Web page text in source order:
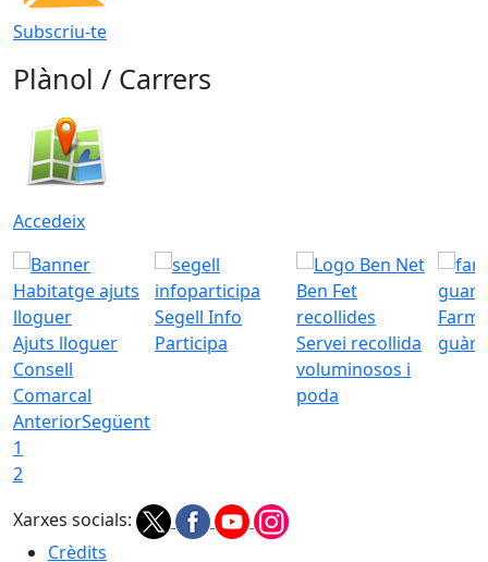
Subscriu-te
Plànol / Carrers
Accedeix
Ajuts lloguer
Consell
Comarcal
Segell Info
Participa
Servei recollida
voluminosos i
poda
AnteriorSegüent
1
2
Xarxes socials:
Crèdits